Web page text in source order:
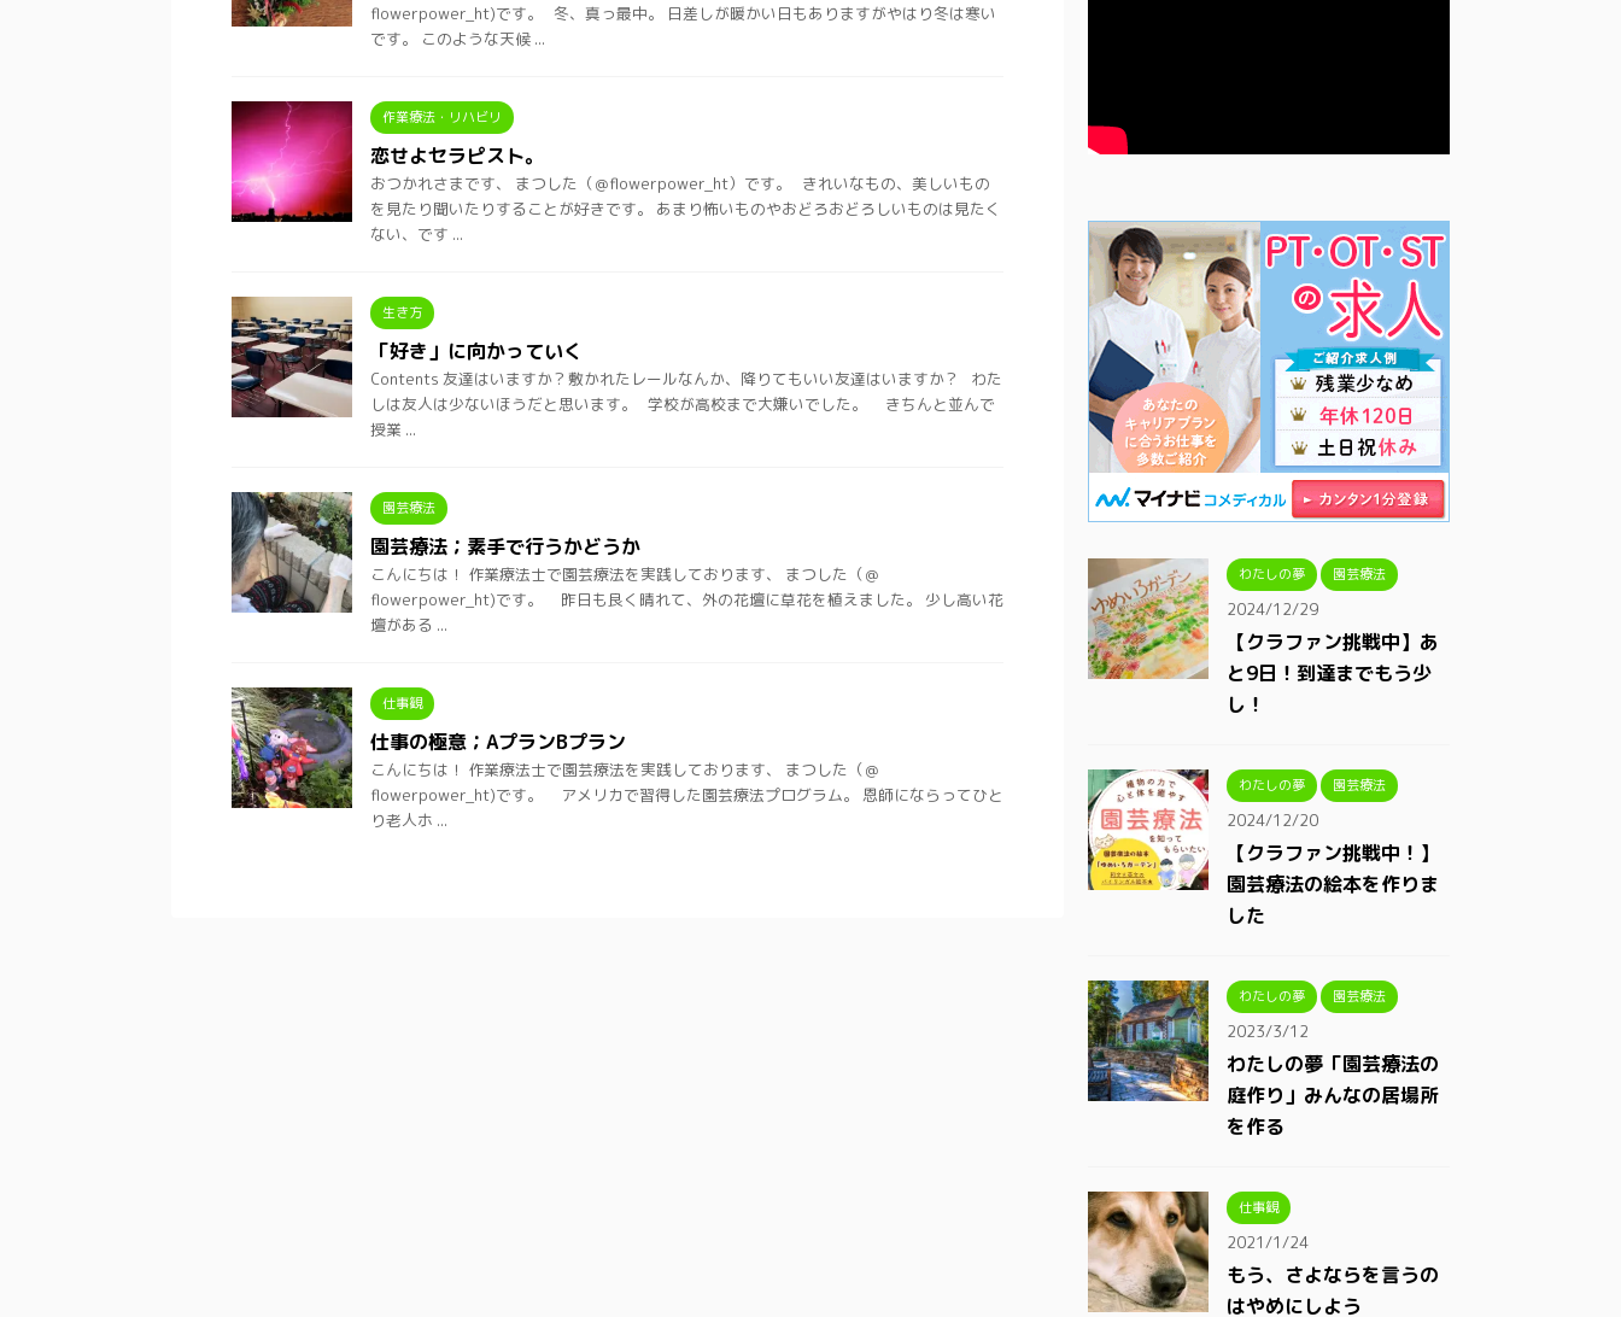
flowerpower_ht)です。 冬、真っ最中。 日差しが暖かい日もありますがやはり冬は寒い
です。 このような天候 ...
作業療法・リハビリ
恋せよセラピスト。
おつかれさまです、 まつした（＠flowerpower_ht）です。 きれいなもの、美しいもの
を見たり聞いたりすることが好きです。 あまり怖いものやおどろおどろしいものは見たく
ない、です ...
生き方
「好き」に向かっていく
Contents 友達はいますか？敷かれたレールなんか、降りてもいい友達はいますか？ わた
しは友人は少ないほうだと思います。 学校が高校まで大嫌いでした。 きちんと並んで
授業 ...
園芸療法
園芸療法；素手で行うかどうか
こんにちは！ 作業療法士で園芸療法を実践しております、 まつした（＠
flowerpower_ht)です。 昨日も良く晴れて、外の花壇に草花を植えました。 少し高い花
壇がある ...
仕事観
仕事の極意；AプランBプラン
こんにちは！ 作業療法士で園芸療法を実践しております、 まつした（＠
flowerpower_ht)です。 アメリカで習得した園芸療法プログラム。 恩師にならってひと
り老人ホ ...
わたしの夢 園芸療法
2024/12/29
【クラファン挑戦中】あ
と9日！到達までもう少
し！
わたしの夢 園芸療法
2024/12/20
【クラファン挑戦中！】
園芸療法の絵本を作りま
した
わたしの夢 園芸療法
2023/3/12
わたしの夢「園芸療法の
庭作り」みんなの居場所
を作る
仕事観
2021/1/24
もう、さよならを言うの
はやめにしよう